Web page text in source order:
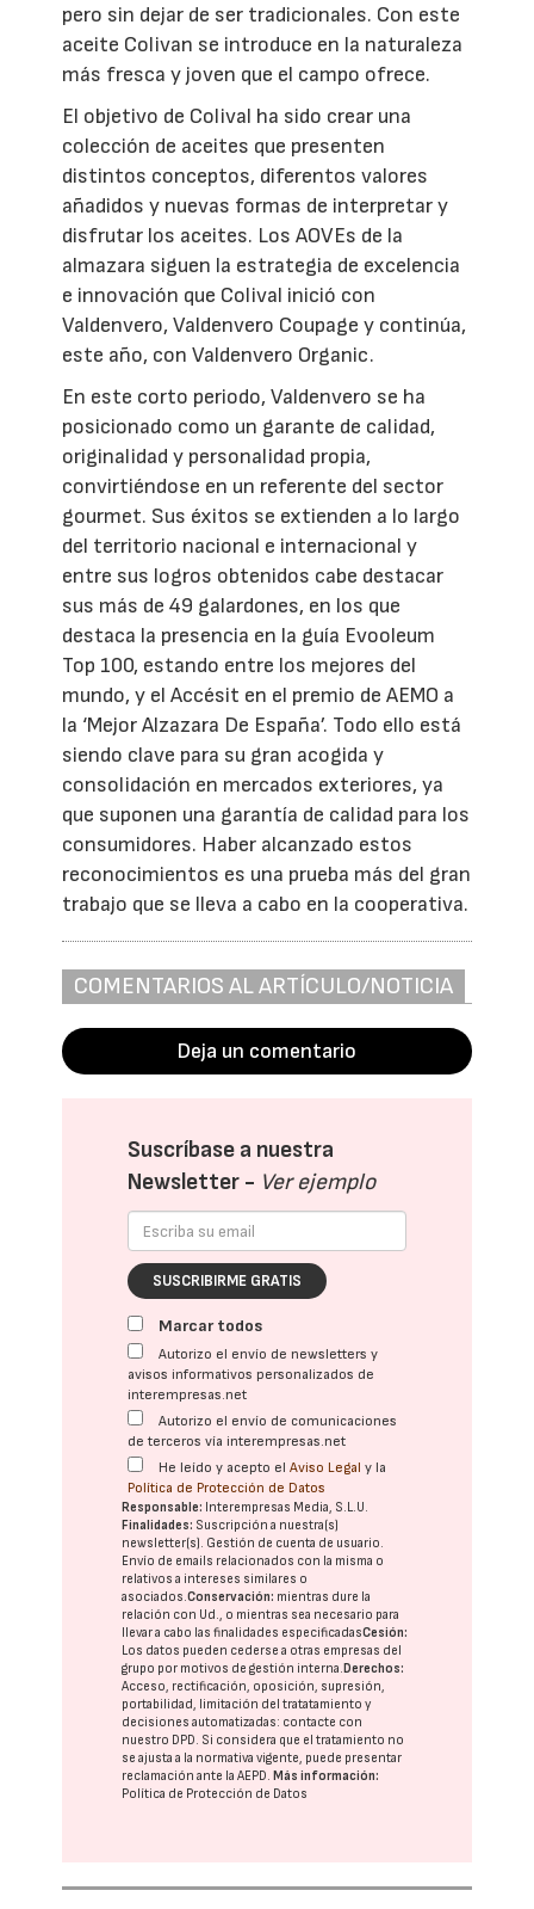
pero sin dejar de ser tradicionales. Con este
aceite Colivan se introduce en la naturaleza
más fresca y joven que el campo ofrece.
El objetivo de Colival ha sido crear una
colección de aceites que presenten
distintos conceptos, diferentos valores
añadidos y nuevas formas de interpretar y
disfrutar los aceites. Los AOVEs de la
almazara siguen la estrategia de excelencia
e innovación que Colival inició con
Valdenvero, Valdenvero Coupage y continúa,
este año, con Valdenvero Organic.
En este corto periodo, Valdenvero se ha
posicionado como un garante de calidad,
originalidad y personalidad propia,
convirtiéndose en un referente del sector
gourmet. Sus éxitos se extienden a lo largo
del territorio nacional e internacional y
entre sus logros obtenidos cabe destacar
sus más de 49 galardones, en los que
destaca la presencia en la guía Evooleum
Top 100, estando entre los mejores del
mundo, y el Accésit en el premio de AEMO a
la ‘Mejor Alzazara De España’. Todo ello está
siendo clave para su gran acogida y
consolidación en mercados exteriores, ya
que suponen una garantía de calidad para los
consumidores. Haber alcanzado estos
reconocimientos es una prueba más del gran
trabajo que se lleva a cabo en la cooperativa.
COMENTARIOS AL ARTÍCULO/NOTICIA
Deja un comentario
Suscríbase a nuestra
Newsletter - Ver ejemplo
SUSCRIBIRME GRATIS
Marcar todos
Autorizo el envío de newsletters y
avisos informativos personalizados de
interempresas.net
Autorizo el envío de comunicaciones
de terceros vía interempresas.net
He leído y acepto elAviso Legal y la
Política de Protección de Datos
Responsable: Interempresas Media, S.L.U.
Finalidades: Suscripción a nuestra(s)
newsletter(s). Gestión de cuenta de usuario.
Envío de emails relacionados con la misma o
relativos a intereses similares o
asociados.Conservación: mientras dure la
relación con Ud., o mientras sea necesario para
llevar a cabo las finalidades especificadasCesión:
Los datos pueden cederse a otras empresas del
grupo por motivos de gestión interna. Derechos:
Acceso, rectificación, oposición, supresión,
portabilidad, limitación del tratatamiento y
decisiones automatizadas: contacte con
nuestro DPD. Si considera que el tratamiento no
se ajusta a la normativa vigente, puede presentar
reclamación ante laAEPD. Más información:
Política de Protección de Datos